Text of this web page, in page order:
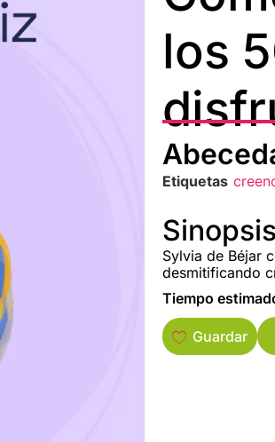
los
Etiquetas
Sinopsis
Sylvia de Béjar
desmitificando
Tiempo
Guardar